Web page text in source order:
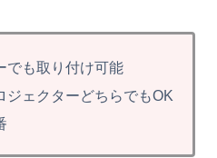
でも取り付け可能
ジェクターどちらでもOK